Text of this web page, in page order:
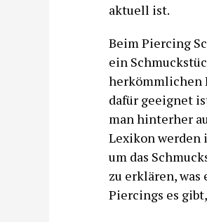
aktuell ist.
Beim Piercing
ein
herkömmlichen
dafür geeignet
man hinterher
Lexikon werden
um das
zu erklären, was
Piercings es